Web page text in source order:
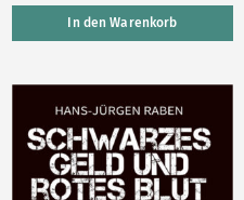
In den Warenkorb